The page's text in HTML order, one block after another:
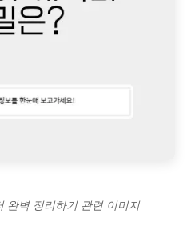
완벽 정리하기 관련 이미지